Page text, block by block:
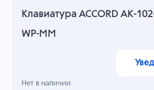
Клавиатура ACCORD AK-
WP-MM
Нет в наличии